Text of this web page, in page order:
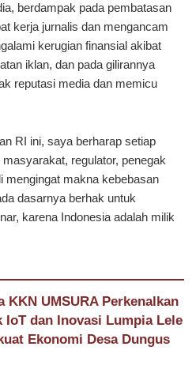
berdampak pada pembatasan
kerja jurnalis dan mengancam
kerugian finansial akibat
iklan, dan pada gilirannya
reputasi media dan memicu
RI ini, saya berharap setiap
regulator, penegak
mengingat makna kebebasan
dasarnya berhak untuk
karena Indonesia adalah milik
KKN UMSURA Perkenalkan
IoT dan Inovasi Lumpia Lele
Ekonomi Desa Dungus